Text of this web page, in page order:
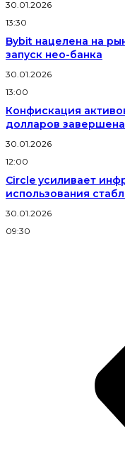
30.01.2026
13:30
Bybit нацелена на
запуск нео-банка
30.01.2026
13:00
Конфискация
долларов завершена
30.01.2026
12:00
Circle усиливает
использования
30.01.2026
09:30